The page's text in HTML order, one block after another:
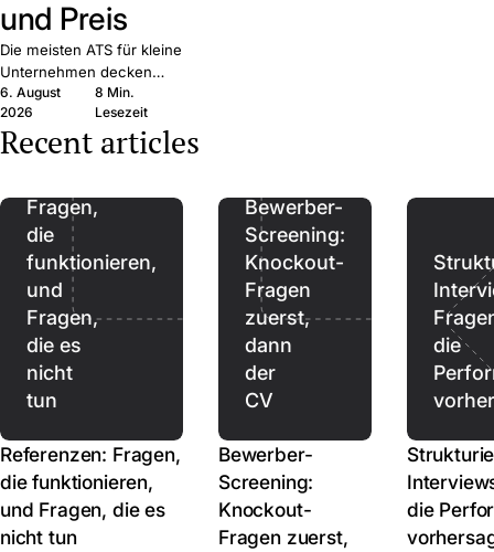
und Preis
Die meisten ATS für kleine
Unternehmen decken
dieselben Grundfunktionen
ab. Entscheidend sind
Reichweite, Preis und
6. August
2026
8 Min.
Lesezeit
Recent articles
Fragen,
die
funktionieren,
und
Fragen,
die es
nicht
tun
Referenzen: Fragen,
die funktionieren,
und Fragen, die es
nicht tun
Bewerber-
Screening:
Knockout-
Fragen
zuerst,
dann
der
CV
Bewerber-
Screening:
Knockout-
Fragen zuerst,
die
die